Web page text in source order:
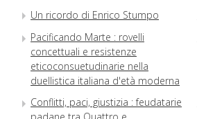
Un ricordo di Enrico Stumpo
Pacificando Marte : rovelli
concettuali e resistenze
eticoconsuetudinarie nella
duellistica italiana d'età moderna
Conflitti, paci, giustizia : feudatarie